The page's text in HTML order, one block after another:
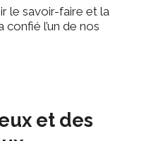
le savoir-faire et la
l’un de nos
et des